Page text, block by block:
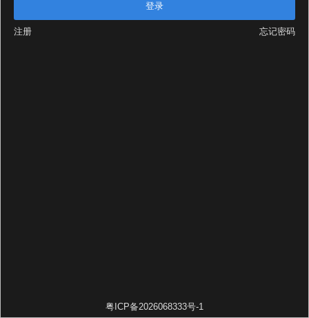
登录
注册 忘记密码
粤ICP备2026068333号-1